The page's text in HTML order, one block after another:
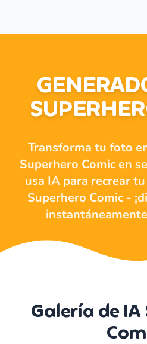
Transforma tu foto
Superhero Comic en
usa IA para recrear
Superhero Comic -
Galería de